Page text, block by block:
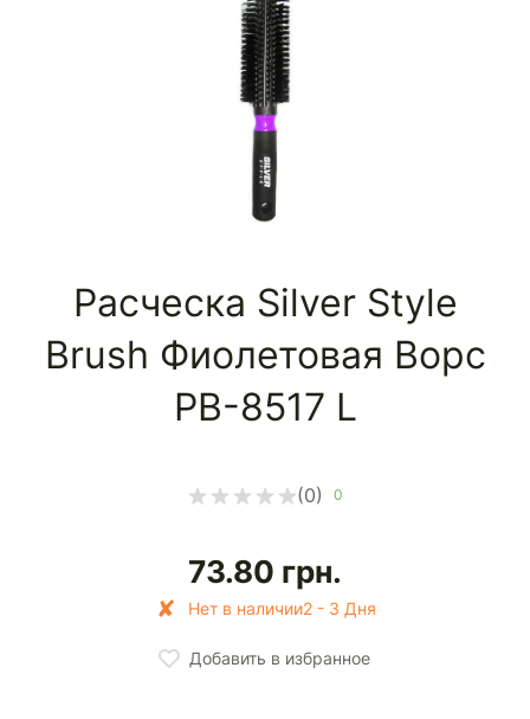
Расческа Silver Style
Brush Фиолетовая Ворс
PB-8517 L
(0) 0
73.80 грн.
Нет в наличии2 - 3 Дня
Добавить в избранное